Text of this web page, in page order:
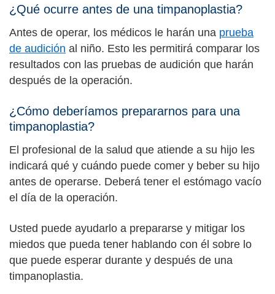
¿Qué ocurre antes de una timpanoplastia?
Antes de operar, los médicos le harán una prueba
de audición al niño. Esto les permitirá comparar los
resultados con las pruebas de audición que harán
después de la operación.
¿Cómo deberíamos prepararnos para una
timpanoplastia?
El profesional de la salud que atiende a su hijo les
indicará qué y cuándo puede comer y beber su hijo
antes de operarse. Deberá tener el estómago vacío
el día de la operación.
Usted puede ayudarlo a prepararse y mitigar los
miedos que pueda tener hablando con él sobre lo
que puede esperar durante y después de una
timpanoplastia.